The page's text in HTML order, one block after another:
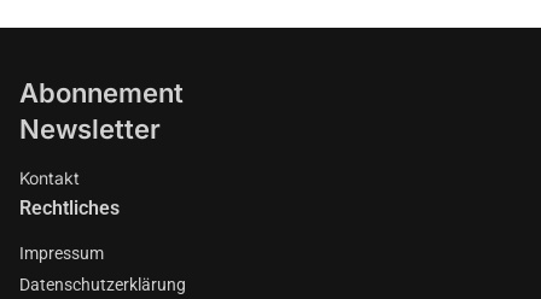
Abonnement
Newsletter
Kontakt
Rechtliches
Impressum
Datenschutzerklärung